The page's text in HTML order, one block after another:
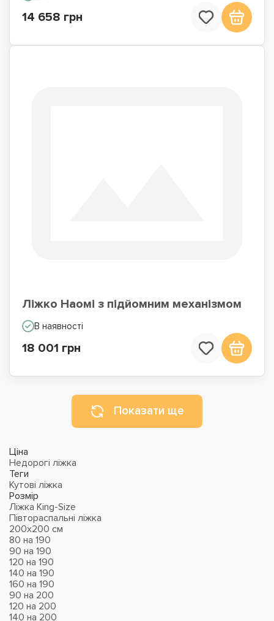
14 658 грн
Ліжко Наомі з підйомним механізмом
В наявності
18 001 грн
Показати ще
Ціна
Недорогі ліжка
Теги
Кутові ліжка
Розмір
Ліжка King-Size
Півтораспальні ліжка
200х200 см
80 на 190
90 на 190
120 на 190
140 на 190
160 на 190
90 на 200
120 на 200
140 на 200